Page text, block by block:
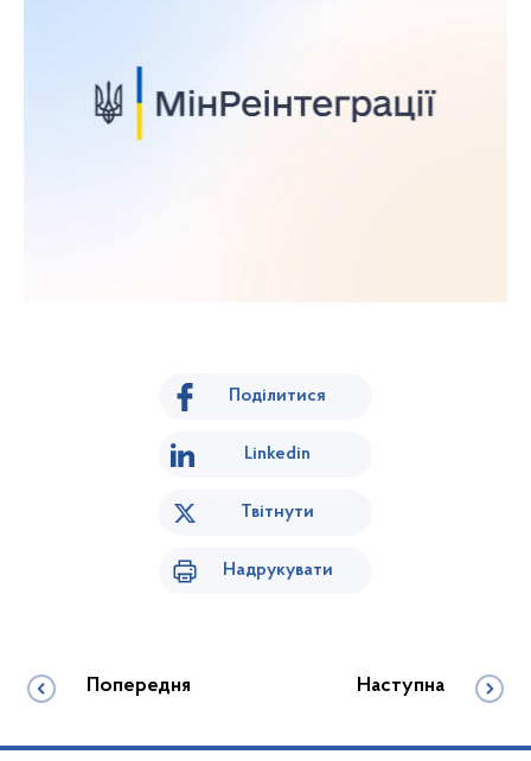
Поділитися
Linkedin
Твітнути
Надрукувати
Попередня Наступна